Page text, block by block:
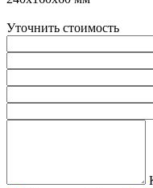
Уточнить стоимость